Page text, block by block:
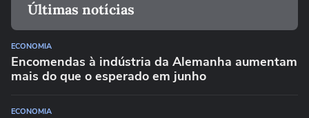
Últimas notícias
ECONOMIA
Encomendas à indústria da Alemanha aumentam
mais do que o esperado em junho
ECONOMIA